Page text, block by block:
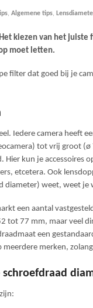
, Algemene tips,
kiezen van het juiste
moet letten.
filter dat goed bij je
Iedere camera heeft
tot vrij groot
Hier kun je accessoires
etcetera. Ook
diameter) weet, weet
een aantal
tot 77 mm, maar veel
een
merken,